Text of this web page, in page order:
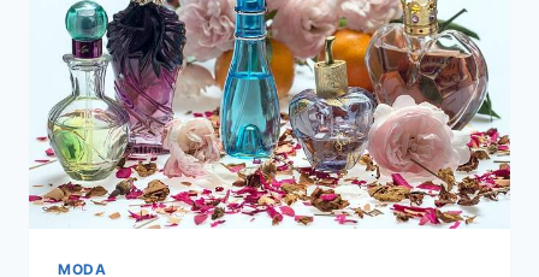
DI
SIGNIFICATO
MODA